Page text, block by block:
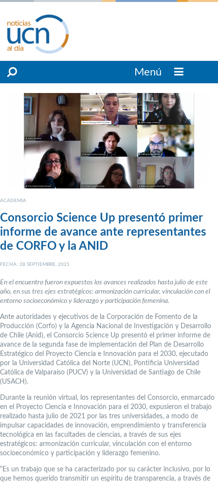
Menú
ACADEMIA
Consorcio Science Up presentó primer
informe de avance ante representantes
de CORFO y la ANID
FECHA: 28 SEPTIEMBRE, 2021
En el encuentro fueron expuestos los avances realizados hasta julio de este
año, en sus tres ejes estratégicos: armonización curricular, vinculación con el
entorno socioeconómico y liderazgo y participación femenina.
Ante autoridades y ejecutivos de la Corporación de Fomento de la
Producción (Corfo) y la Agencia Nacional de Investigación y Desarrollo
de Chile (Anid), el Consorcio Science Up presentó el primer informe de
avance de la segunda fase de implementación del Plan de Desarrollo
Estratégico del Proyecto Ciencia e Innovación para el 2030, ejecutado
por la Universidad Católica del Norte (UCN), Pontificia Universidad
Católica de Valparaíso (PUCV) y la Universidad de Santiago de Chile
(USACH).
Durante la reunión virtual, los representantes del Consorcio, enmarcado
en el Proyecto Ciencia e Innovación para el 2030, expusieron el trabajo
realizado hasta julio de 2021 por las tres universidades, a modo de
impulsar capacidades de innovación, emprendimiento y transferencia
tecnológica en las facultades de ciencias, a través de sus ejes
estratégicos: armonización curricular, vinculación con el entorno
socioeconómico y participación y liderazgo femenino.
“Es un trabajo que se ha caracterizado por su carácter inclusivo, por lo
que hemos querido transmitir un espíritu de transparencia, a través de